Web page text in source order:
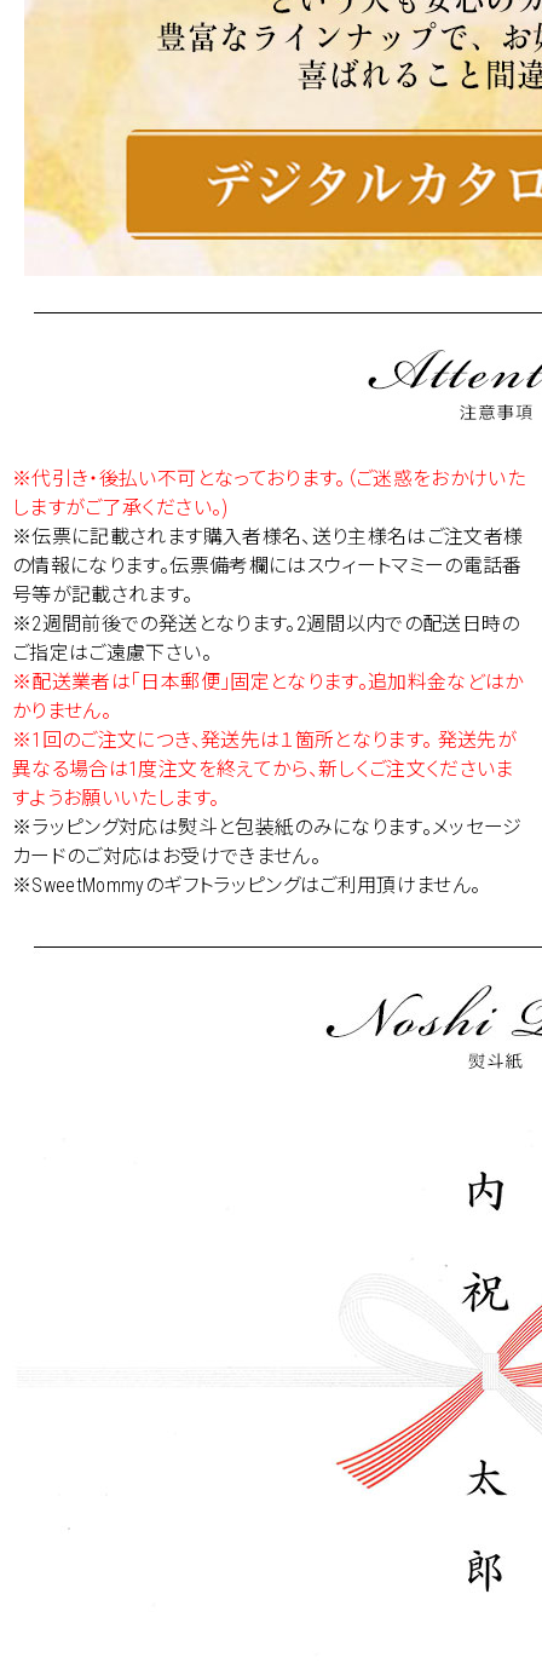
※代引き・後払い不可となっております。（ご迷惑をおかけいた
しますがご了承ください。)
※伝票に記載されます購入者様名、送り主様名はご注文者様
の情報になります。伝票備考欄にはスウィートマミーの電話番
号等が記載されます。
※2週間前後での発送となります。2週間以内での配送日時の
ご指定はご遠慮下さい。
※配送業者は「日本郵便」固定となります。追加料金などはか
かりません。
※1回のご注文につき、発送先は１箇所となります。 発送先が
異なる場合は1度注文を終えてから、新しくご注文くださいま
すようお願いいたします。
※ラッピング対応は熨斗と包装紙のみになります。メッセージ
カードのご対応はお受けできません。
※SweetMommyのギフトラッピングはご利用頂けません。